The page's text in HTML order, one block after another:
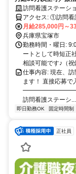
り通勤に使用可能/キ
訪問看護ステーシ
アクセス: ①訪問看護ステーション雅 ・阪急売布神社駅から徒歩で10
分 ・JR中山寺駅から徒歩で10分 ②訪問看護ステーション雅-仁川 ・
阪急今津線 小林駅から徒歩で18分 ・
分
月給285,000円～
兵庫県宝塚市
勤務時間・曜日:
ートとして時短正
相談可能です♪（祝
仕事内容: 現在、
ます！ 直接応募で
訪問看護ステーシ...
即日勤務OK 固定時間制
正社員